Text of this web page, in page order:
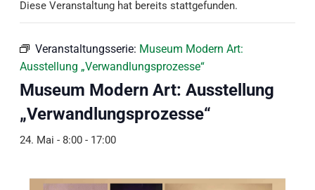
Diese Veranstaltung hat bereits stattgefunden.
Veranstaltungsserie: Museum Modern Art:
Ausstellung „Verwandlungsprozesse“
Museum Modern Art: Ausstellung
„Verwandlungsprozesse“
24. Mai - 8:00- 17:00